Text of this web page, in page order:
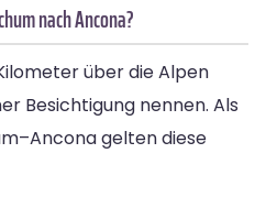
nach Ancona?
über die Alpen
Besichtigung nennen. Als
gelten diese